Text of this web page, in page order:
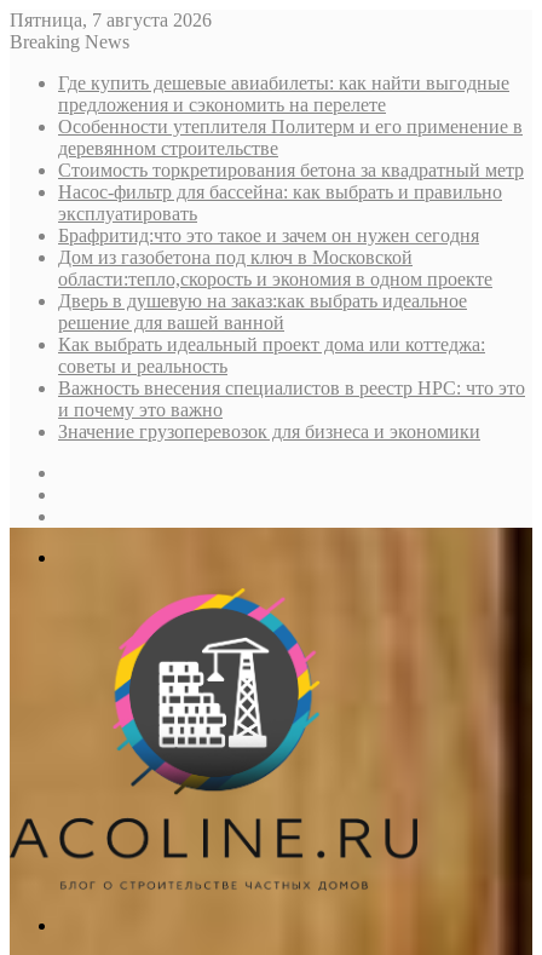
Пятница, 7 августа 2026
Breaking News
Где купить дешевые авиабилеты: как найти выгодные
предложения и сэкономить на перелете
Особенности утеплителя Политерм и его применение в
деревянном строительстве
Стоимость торкретирования бетона за квадратный метр
Насос-фильтр для бассейна: как выбрать и правильно
эксплуатировать
Брафритид:что это такое и зачем он нужен сегодня
Дом из газобетона под ключ в Московской
области:тепло,скорость и экономия в одном проекте
Дверь в душевую на заказ:как выбрать идеальное
решение для вашей ванной
Как выбрать идеальный проект дома или коттеджа:
советы и реальность
Важность внесения специалистов в реестр НРС: что это
и почему это важно
Значение грузоперевозок для бизнеса и экономики